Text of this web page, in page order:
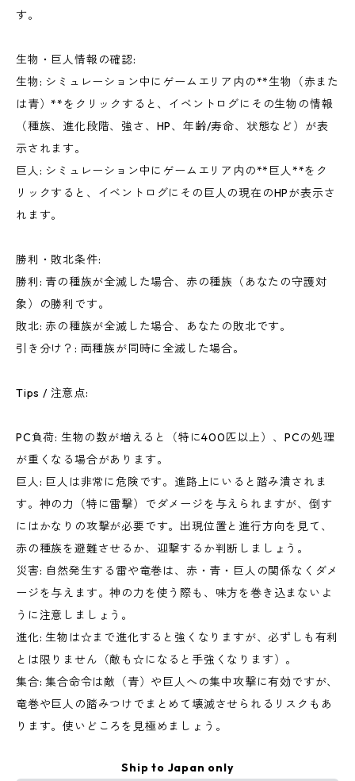
す。
生物・巨人情報の確認:
生物: シミュレーション中にゲームエリア内の**生物（赤また
は青）**をクリックすると、イベントログにその生物の情報
（種族、進化段階、強さ、HP、年齢/寿命、状態など）が表
示されます。
巨人: シミュレーション中にゲームエリア内の**巨人**をク
リックすると、イベントログにその巨人の現在のHPが表示さ
れます。
勝利・敗北条件:
勝利: 青の種族が全滅した場合、赤の種族（あなたの守護対
象）の勝利です。
敗北: 赤の種族が全滅した場合、あなたの敗北です。
引き分け？: 両種族が同時に全滅した場合。
Tips / 注意点:
PC負荷: 生物の数が増えると（特に400匹以上）、PCの処理
が重くなる場合があります。
巨人: 巨人は非常に危険です。進路上にいると踏み潰されま
す。神の力（特に雷撃）でダメージを与えられますが、倒す
にはかなりの攻撃が必要です。出現位置と進行方向を見て、
赤の種族を避難させるか、迎撃するか判断しましょう。
災害: 自然発生する雷や竜巻は、赤・青・巨人の関係なくダメ
ージを与えます。神の力を使う際も、味方を巻き込まないよ
うに注意しましょう。
進化: 生物は☆まで進化すると強くなりますが、必ずしも有利
とは限りません（敵も☆になると手強くなります）。
集合: 集合命令は敵（青）や巨人への集中攻撃に有効ですが、
竜巻や巨人の踏みつけでまとめて壊滅させられるリスクもあ
ります。使いどころを見極めましょう。
Ship to Japan only